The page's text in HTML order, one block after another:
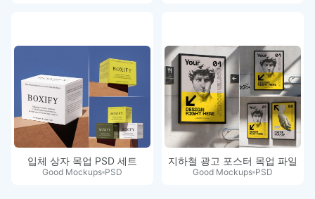
입체 상자 목업 PSD 세트
Good Mockups PSD
지하철 광고 포스터 목업 파일
Good Mockups PSD